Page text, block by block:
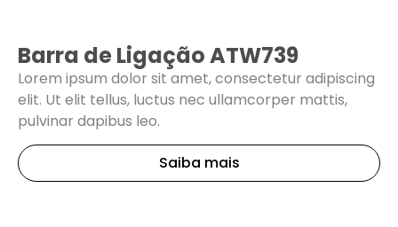
Barra de Ligação ATW739
Lorem ipsum dolor sit amet, consectetur adipiscing
elit. Ut elit tellus, luctus nec ullamcorper mattis,
pulvinar dapibus leo.
Saiba mais